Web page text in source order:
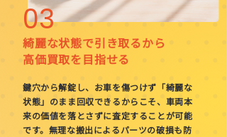
03
綺麗な状態で引き取るから
高価買取を目指せる
鍵穴から解錠し、お車を傷つけず「綺麗な
状態」のまま回収できるからこそ、車両本
来の価値を落とさずに査定することが可能
です。無理な搬出によるパーツの破損も防